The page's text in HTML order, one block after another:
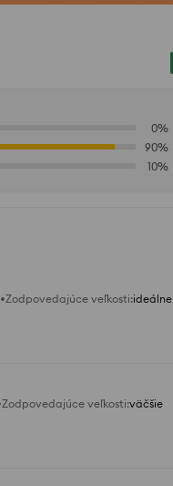
0%
90%
10%
Zodpovedajúce veľkosti:ideálne
Zodpovedajúce veľkosti:väčšie